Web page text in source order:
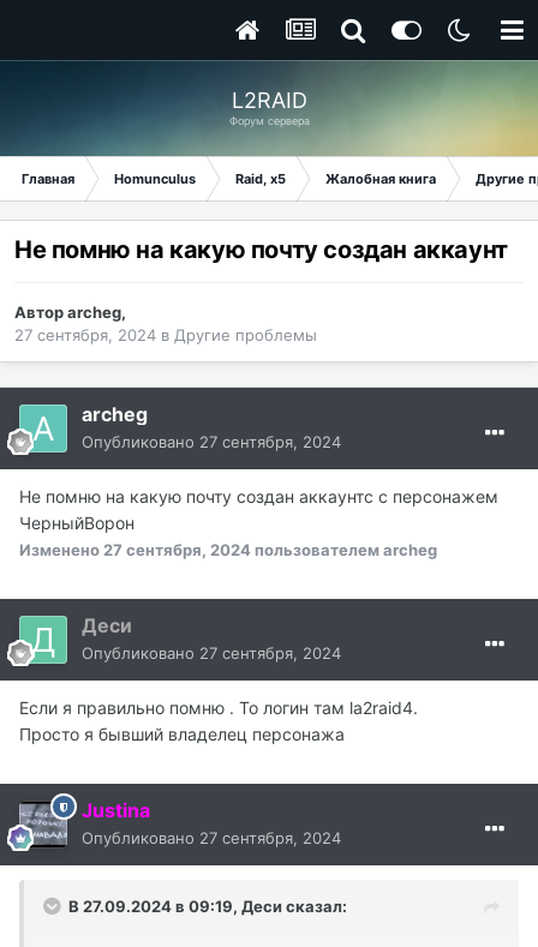
L2RAID
Форум сервера
Главная Homunculus Raid, x5 Жалобная книга Другие
Не помню на какую почту создан аккаунт
Авторarcheg,
27 сентября, 2024 в Другие проблемы
archeg
Опубликовано 27 сентября, 2024
Не помню на какую почту создан аккаунтc c персонажем
ЧерныйВорон
Изменено27 сентября, 2024пользователем archeg
Деси
Опубликовано 27 сентября, 2024
Если я правильно помню . То логин там la2raid4.
Просто я бывший владелец персонажа
Justina
Опубликовано 27 сентября, 2024
В 27.09.2024 в 09:19, Десисказал: